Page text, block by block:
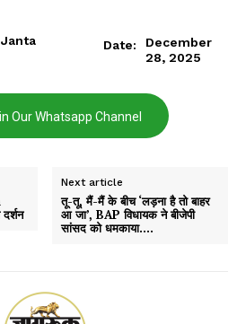
Date:
December
28, 2025
Our Whatsapp Channel
Next article
तू-तू, मैं-मैं के बीच ‘लड़ना है तो बाहर
आ जा’, BAP विधायक ने बीजेपी
सांसद को धमकाया….